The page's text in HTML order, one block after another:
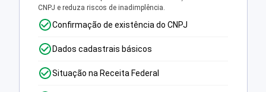
CNPJ e reduza riscos de inadimplência.
Confirmação de existência do CNPJ
Dados cadastrais básicos
Situação na Receita Federal